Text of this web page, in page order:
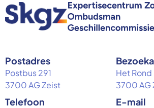
Postadres
Postbus 291
3700 AG Zeist
Het Rond
3700 AG
Telefoon E-mail